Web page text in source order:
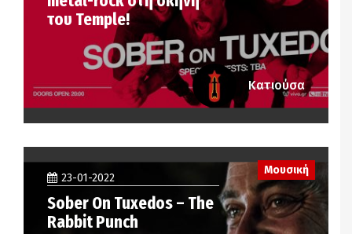
του Temple!
Κατιούσα
23-01-2022
Sober On Tuxedos – The
Rabbit Punch
Μουσική